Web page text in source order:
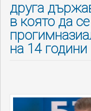
друга
в която да
на 14 години